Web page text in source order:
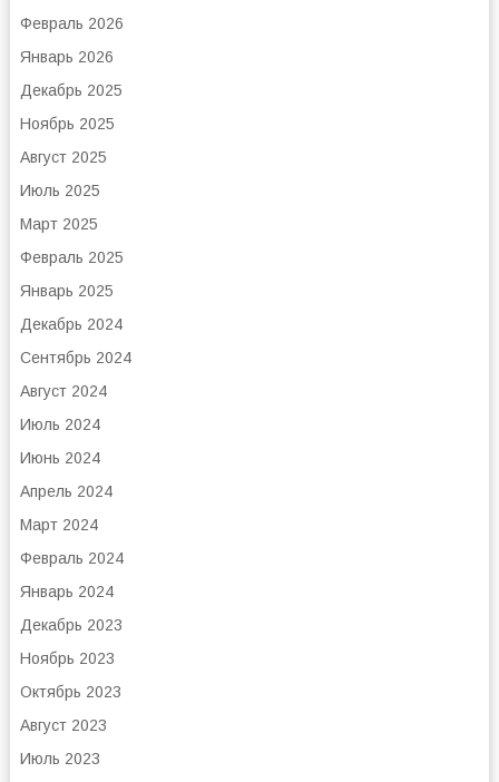
Февраль 2026
Январь 2026
Декабрь 2025
Ноябрь 2025
Август 2025
Июль 2025
Март 2025
Февраль 2025
Январь 2025
Декабрь 2024
Сентябрь 2024
Август 2024
Июль 2024
Июнь 2024
Апрель 2024
Март 2024
Февраль 2024
Январь 2024
Декабрь 2023
Ноябрь 2023
Октябрь 2023
Август 2023
Июль 2023